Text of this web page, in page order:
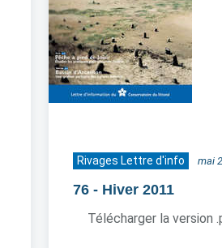
Rivages Lettre d'info mai
76 - Hiver 2011
Télécharger la version